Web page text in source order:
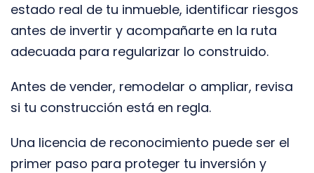
estado real de tu inmueble, identificar riesgos
antes de invertir y acompañarte en la ruta
adecuada para regularizar lo construido.
Antes de vender, remodelar o ampliar, revisa
si tu construcción está en regla.
Una licencia de reconocimiento puede ser el
primer paso para proteger tu inversión y